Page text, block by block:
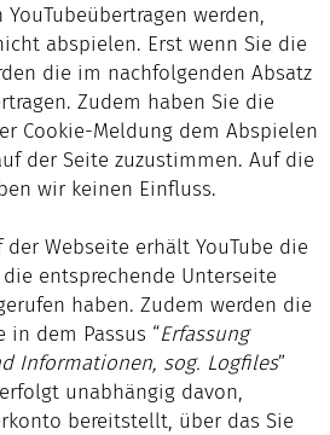
werden,
abspielen. Erst wenn Sie die
die im nachfolgenden Absatz
Zudem haben Sie die
Cookie-Meldung dem Abspielen
der Seite zuzustimmen. Auf die
wir keinen Einfluss.
der Webseite erhält YouTube die
entsprechende Unterseite
haben. Zudem werden die
dem Passus “Erfassung
Informationen, sog. Logfiles”
unabhängig davon,
bereitstellt, über das Sie